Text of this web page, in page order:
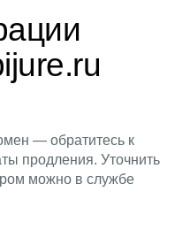
— обратитесь к
продления. Уточнить
можно в службе